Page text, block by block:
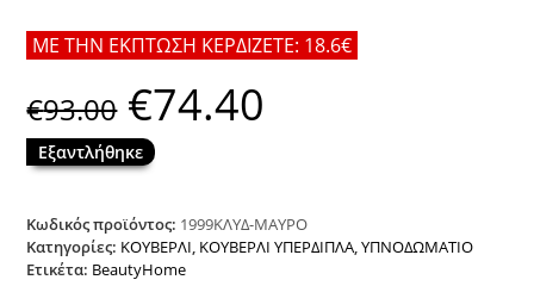
ΜΕ ΤΗΝ ΕΚΠΤΩΣΗ ΚΕΡΔΙΖΕΤΕ: 18.6€
€93.00 Original
price
was:
€93.00.
€74.40
Εξαντλήθηκε
Κωδικός προϊόντος: 1999ΚΛΥΔ-ΜΑΥΡΟ
Κατηγορίες: ΚΟΥΒΕΡΛΙ, ΚΟΥΒΕΡΛΙ ΥΠΕΡΔΙΠΛΑ,ΥΠΝΟΔΩΜΑΤΙΟ
Ετικέτα: BeautyHome